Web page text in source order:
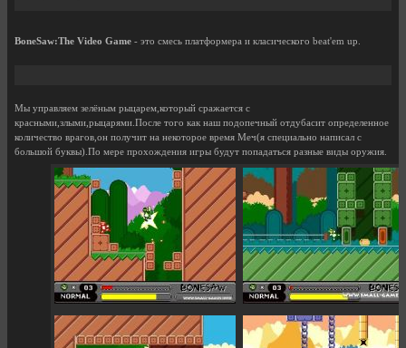
BoneSaw:The Video Game - это смесь платформера и класического beat'em up.
Мы управляем зелёным рыцарем,который сражается с
красными,злыми,рыцарями.После того как наш подопечный отдубасит определенное
количество врагов,он получит на некоторое время Меч(я специально написал с
большой буквы).По мере прохождения игры будут попадаться разные виды оружия.